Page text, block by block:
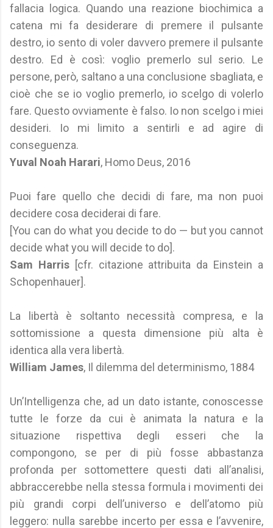
fallacia logica. Quando una reazione biochimica a
catena mi fa desiderare di premere il pulsante
destro, io sento di voler davvero premere il pulsante
destro. Ed è così: voglio premerlo sul serio. Le
persone, però, saltano a una conclusione sbagliata, e
cioè che se io voglio premerlo, io scelgo di volerlo
fare. Questo ovviamente è falso. Io non scelgo i miei
desideri. Io mi limito a sentirli e ad agire di
conseguenza.
Yuval Noah Harari, Homo Deus, 2016
Puoi fare quello che decidi di fare, ma non puoi
decidere cosa deciderai di fare.
[You can do what you decide to do — but you cannot
decide what you will decide to do].
Sam Harris[cfr. citazione attribuita da Einstein a
Schopenhauer].
La libertà è soltanto necessità compresa, e la
sottomissione a questa dimensione più alta è
identica alla vera libertà.
William James, Il dilemma del determinismo, 1884
Un’Intelligenza che, ad un dato istante, conoscesse
tutte le forze da cui è animata la natura e la
situazione rispettiva degli esseri che la
compongono, se per di più fosse abbastanza
profonda per sottomettere questi dati all’analisi,
abbraccerebbe nella stessa formula i movimenti dei
più grandi corpi dell’universo e dell’atomo più
leggero: nulla sarebbe incerto per essa e l’avvenire,